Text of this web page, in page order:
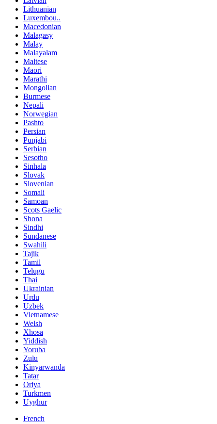
Lithuanian
Luxembou..
Macedonian
Malagasy
Malay
Malayalam
Maltese
Maori
Marathi
Mongolian
Burmese
Nepali
Norwegian
Pashto
Persian
Punjabi
Serbian
Sesotho
Sinhala
Slovak
Slovenian
Somali
Samoan
Scots Gaelic
Shona
Sindhi
Sundanese
Swahili
Tajik
Tamil
Telugu
Thai
Ukrainian
Urdu
Uzbek
Vietnamese
Welsh
Xhosa
Yiddish
Yoruba
Zulu
Kinyarwanda
Tatar
Oriya
Turkmen
Uyghur
French